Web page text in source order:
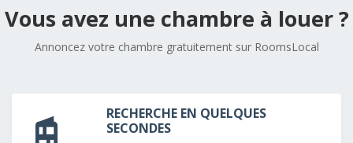
Vous avez une chambre à louer ?
Annoncez votre chambre gratuitement sur RoomsLocal
RECHERCHE EN QUELQUES
SECONDES